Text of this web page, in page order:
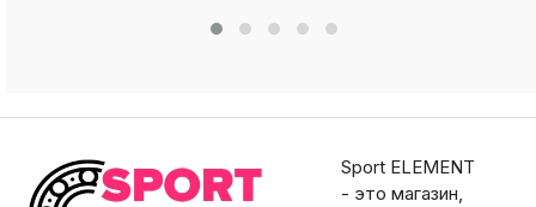
Sport ELEMENT
- это магазин,